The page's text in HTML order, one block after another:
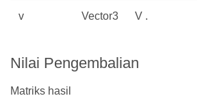
v Vector3 V .
Nilai Pengembalian
Matriks hasil